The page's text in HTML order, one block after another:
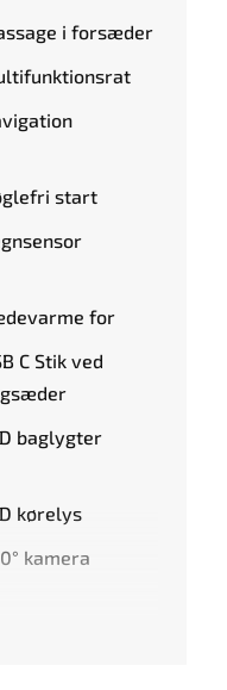
i forsæder
start
for
C Stik ved
baglygter
kørelys
kamera